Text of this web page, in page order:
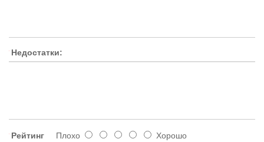
Недостатки:
Рейтинг Плохо Хорошо